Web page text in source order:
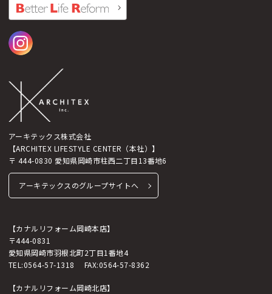
アーキテックス株式会社
【ARCHITEX LIFESTYLE CENTER（本社）】
〒 444-0830 愛知県岡崎市柱西二丁目13番地6
アーキテックスのグループサイトへ
【カナルリフォーム岡崎本店】
〒444-0831
愛知県岡崎市羽根北町2丁目1番地4
TEL:0564-57-1318 FAX:0564-57-8362
【カナルリフォーム岡崎北店】